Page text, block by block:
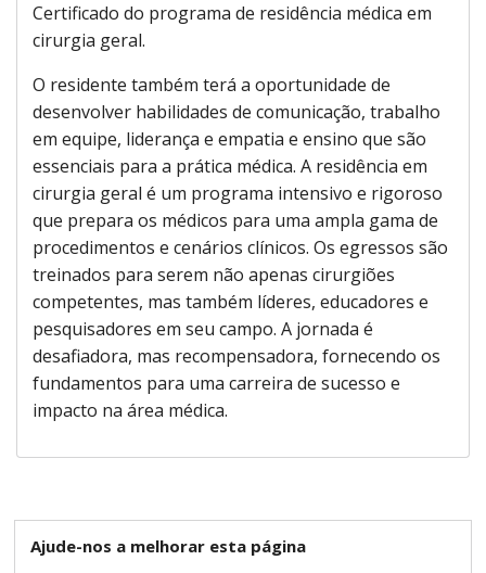
Certificado do programa de residência médica em
cirurgia geral.
O residente também terá a oportunidade de
desenvolver habilidades de comunicação, trabalho
em equipe, liderança e empatia e ensino que são
essenciais para a prática médica. A residência em
cirurgia geral é um programa intensivo e rigoroso
que prepara os médicos para uma ampla gama de
procedimentos e cenários clínicos. Os egressos são
treinados para serem não apenas cirurgiões
competentes, mas também líderes, educadores e
pesquisadores em seu campo. A jornada é
desafiadora, mas recompensadora, fornecendo os
fundamentos para uma carreira de sucesso e
impacto na área médica.
Ajude-nos a melhorar esta página